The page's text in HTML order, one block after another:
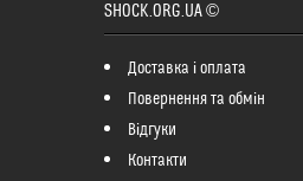
SHOCK.ORG.UA ©
Доставка і оплата
Повернення та обмін
Відгуки
Контакти